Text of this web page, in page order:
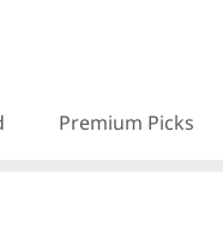
Premium Picks